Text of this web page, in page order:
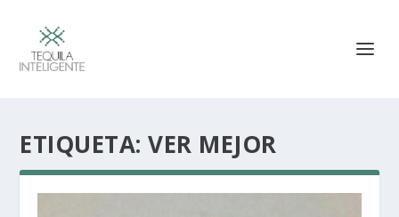
ETIQUETA:VER MEJOR